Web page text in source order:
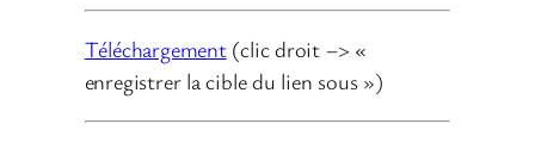
Téléchargement(clic droit –> «
enregistrer la cible du lien sous »)